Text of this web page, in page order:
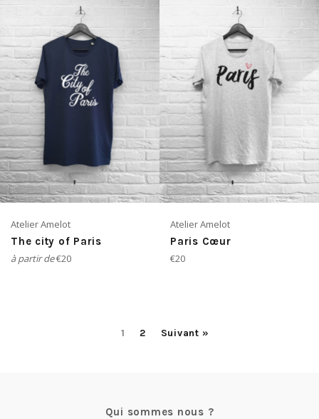
Atelier Amelot
The city of Paris
à partir de€20
Atelier Amelot
Paris Cœur
Prix
€20
1 2 Suivant »
Qui sommes nous ?